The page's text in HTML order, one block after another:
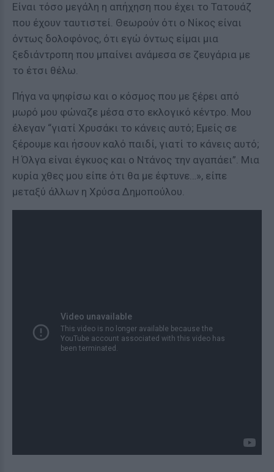
Είναι τόσο μεγάλη η απήχηση που έχει το Τατουάζ
που έχουν ταυτιστεί. Θεωρούν ότι ο Νίκος είναι
όντως δολοφόνος, ότι εγώ όντως είμαι μια
ξεδιάντροπη που μπαίνει ανάμεσα σε ζευγάρια με
το έτσι θέλω.
Πήγα να ψηφίσω και ο κόσμος που με ξέρει από
μωρό μου φώναζε μέσα στο εκλογικό κέντρο. Μου
έλεγαν “γιατί Χρυσάκι το κάνεις αυτό; Εμείς σε
ξέρουμε και ήσουν καλό παιδί, γιατί το κάνεις αυτό;
Η Όλγα είναι έγκυος και ο Ντάνος την αγαπάει”. Μια
κυρία χθες μου είπε ότι θα με έφτυνε…», είπε
μεταξύ άλλων η Χρύσα Δημοπούλου.